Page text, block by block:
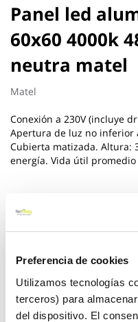
Preferencia de cookies
Utilizamos tecnologías
terceros) para
del dispositivo. El
Panel led
60x60 4000k
neutra matel
Matel
Conexión a 230V (incluye
Apertura de luz no inferior
Cubierta matizada. Altura:
energía. Vida útil promedio
Saltar
al
comienzo
de
la
galería
de